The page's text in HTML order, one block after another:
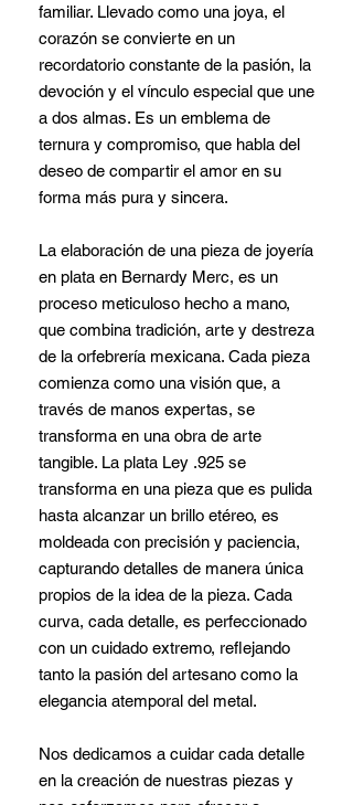
familiar. Llevado como una joya, el
corazón se convierte en un
recordatorio constante de la pasión, la
devoción y el vínculo especial que une
a dos almas. Es un emblema de
ternura y compromiso, que habla del
deseo de compartir el amor en su
forma más pura y sincera.
La elaboración de una pieza de joyería
en plata en Bernardy Merc, es un
proceso meticuloso hecho a mano,
que combina tradición, arte y destreza
de la orfebrería mexicana. Cada pieza
comienza como una visión que, a
través de manos expertas, se
transforma en una obra de arte
tangible. La plata Ley .925 se
transforma en una pieza que es pulida
hasta alcanzar un brillo etéreo, es
moldeada con precisión y paciencia,
capturando detalles de manera única
propios de la idea de la pieza. Cada
curva, cada detalle, es perfeccionado
con un cuidado extremo, reflejando
tanto la pasión del artesano como la
elegancia atemporal del metal.
Nos dedicamos a cuidar cada detalle
en la creación de nuestras piezas y